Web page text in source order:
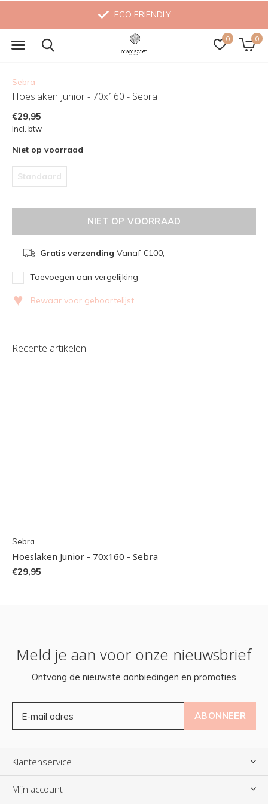
0 0
ECO FRIENDLY
Sebra
Hoeslaken Junior - 70x160 - Sebra
€29,95
Incl. btw
Niet op voorraad
Standaard
NIET OP VOORRAAD
Gratis verzending Vanaf €100,-
Toevoegen aan vergelijking
♥ Bewaar voor geboortelijst
Recente artikelen
Sebra
Hoeslaken Junior - 70x160 - Sebra
€29,95
Meld je aan voor onze nieuwsbrief
Ontvang de nieuwste aanbiedingen en promoties
ABONNEER
Klantenservice
Mijn account